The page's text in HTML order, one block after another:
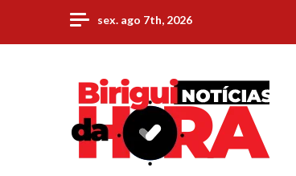
content
sex. ago 7th, 2026